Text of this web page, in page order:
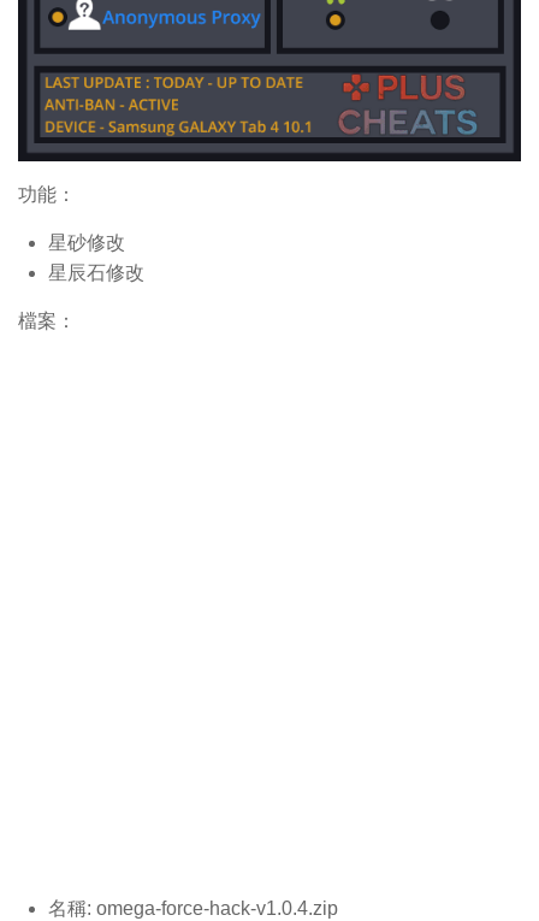
功能：
星砂修改
星辰石修改
檔案：
名稱: omega-force-hack-v1.0.4.zip